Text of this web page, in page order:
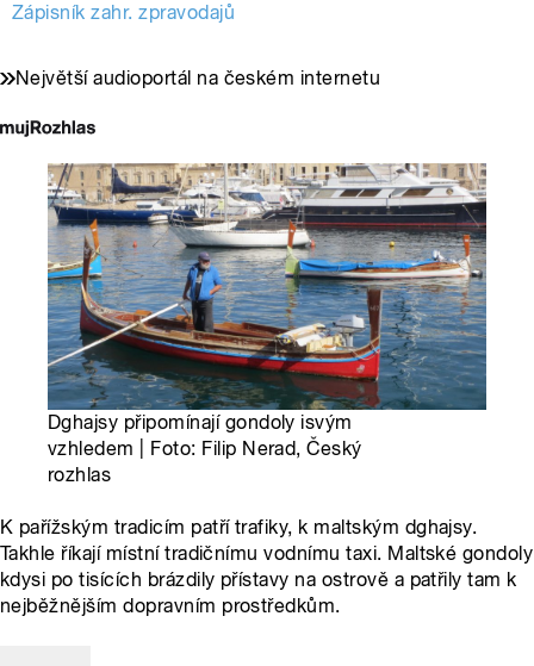
Zápisník zahr. zpravodajů
Největší audioportál na českém internetu
Dghajsy připomínají gondoly isvým
vzhledem | Foto: Filip Nerad, Český
rozhlas
K pařížským tradicím patří trafiky, k maltským dghajsy.
Takhle říkají místní tradičnímu vodnímu taxi. Maltské gondoly
kdysi po tisících brázdily přístavy na ostrově a patřily tam k
nejběžnějším dopravním prostředkům.